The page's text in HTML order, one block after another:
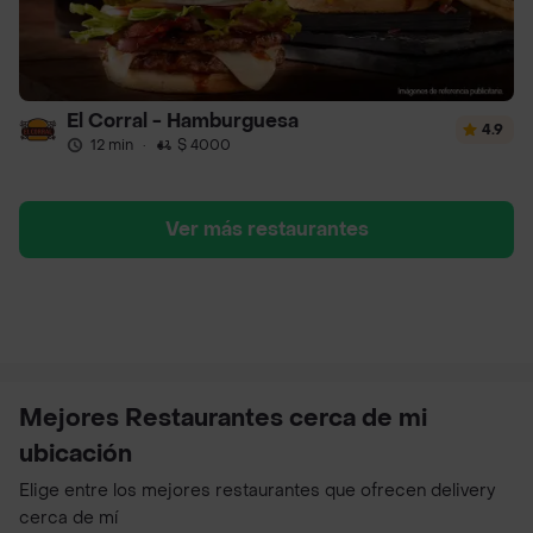
El Corral - Hamburguesa
12 min · $ 4000
4.9
Ver más restaurantes
Mejores Restaurantes cerca de mi
ubicación
Elige entre los mejores restaurantes que ofrecen delivery
cerca de mí